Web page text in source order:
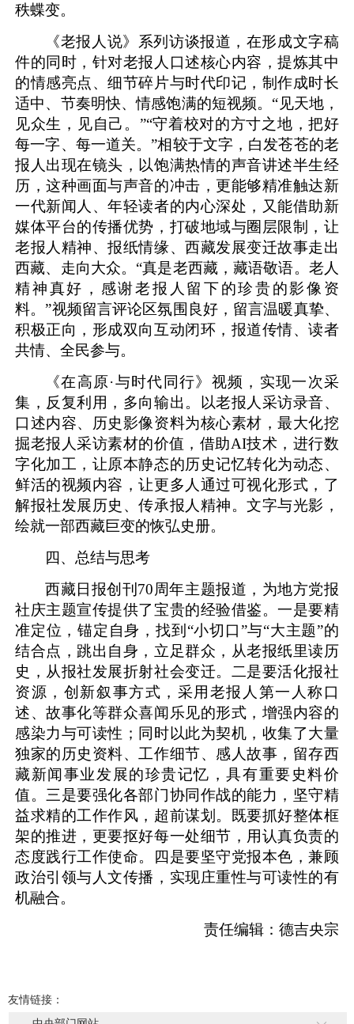
秩蝶变。
《老报人说》系列访谈报道，在形成文字稿
件的同时，针对老报人口述核心内容，提炼其中
的情感亮点、细节碎片与时代印记，制作成时长
适中、节奏明快、情感饱满的短视频。 “见天地，
见众生，见自己。”“守着校对的方寸之地，把好
每一字、每一道关。”相较于文字，白发苍苍的老
报人出现在镜头，以饱满热情的声音讲述半生经
历，这种画面与声音的冲击，更能够精准触达新
一代新闻人、年轻读者的内心深处，又能借助新
媒体平台的传播优势，打破地域与圈层限制，让
老报人精神、报纸情缘、西藏发展变迁故事走出
西藏、走向大众。“真是老西藏，藏语敬语。老人
精神真好，感谢老报人留下的珍贵的影像资
料。”视频留言评论区氛围良好，留言温暖真挚、
积极正向，形成双向互动闭环，报道传情、读者
共情、全民参与。
《在高原·与时代同行》视频，实现一次采
集，反复利用，多向输出。以老报人采访录音、
口述内容、历史影像资料为核心素材，最大化挖
掘老报人采访素材的价值，借助AI技术，进行数
字化加工，让原本静态的历史记忆转化为动态、
鲜活的视频内容，让更多人通过可视化形式，了
解报社发展历史、传承报人精神。文字与光影，
绘就一部西藏巨变的恢弘史册。
四、总结与思考
西藏日报创刊 70周年主题报道 ，为地方党报
社庆主题宣传提供了宝贵的经验借鉴。一是要精
准定位，锚定 自身 ，找到 “小切口”与“大主题”的
结合点， 跳出自身，立足群众，从老报纸里读历
史，从报社发展折射社会变迁。 二是要活化报社
资源， 创新叙事方式，采用老报人第一人称口
述、故事化等群众喜闻乐见的形式，增强内容的
感染力与可读性； 同时以此为契机， 收集了大量
独家的历史资料、工作细节、感人故事， 留存西
藏新闻事业发展的珍贵记忆 ，具有重要史料价
值。 三是要强化各部门协同作战的能力，坚守精
益求精的工作作风，超前谋划。既要抓好整体框
架的推进，更要抠好每一处细节，用认真负责的
态度践行工作使命。四是要坚守党报本色，兼顾
政治引领与人文传播，实现庄重性与可读性的有
机融合。
责任编辑：德吉央宗
友情链接：